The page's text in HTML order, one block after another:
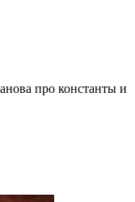
про константы и